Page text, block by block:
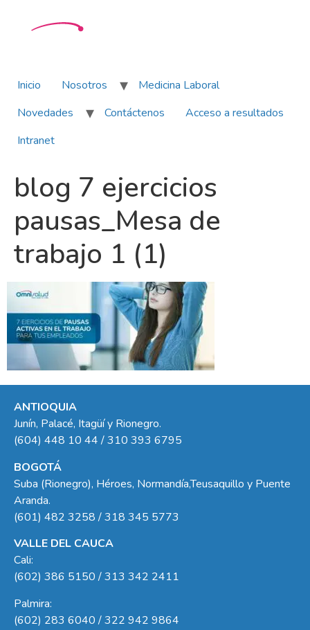
Inicio Nosotros
Medicina Laboral
Novedades
Contáctenos
Acceso a resultados
Intranet
blog 7 ejercicios
pausas_Mesa de
trabajo 1 (1)
ANTIOQUIA
Junín, Palacé, Itagüí y Rionegro.
(604) 448 10 44 / 310 393 6795
BOGOTÁ
Suba (Rionegro), Héroes, Normandía,Teusaquillo y Puente
Aranda.
(601) 482 3258 / 318 345 5773
VALLE DEL CAUCA
Cali:
(602) 386 5150 / 313 342 2411
Palmira:
(602) 283 6040 / 322 942 9864